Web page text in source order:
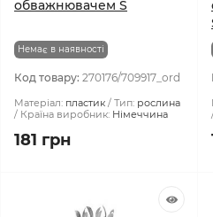
обважнювачем S
Немає в наявності
Код товару: 270176/709917_ord
Матеріал: пластик Тип: рослина
Країна виробник: Німеччина
181 грн